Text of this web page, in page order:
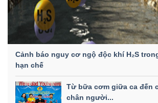
Cảnh báo nguy cơ ngộ độc khí H₂S
hạn chế
Từ bữa cơm giữa ca đến
chân người...